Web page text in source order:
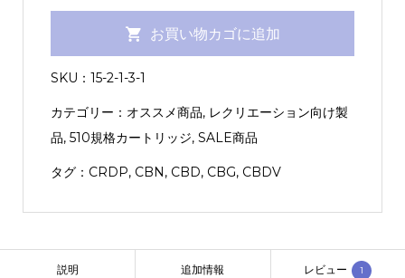
0.5ml）
KUSH
お買い物カゴに追加
SKU： 15-2-1-3-1
カテゴリー： オススメ商品, レクリエーション向け製
品, 510規格カートリッジ, SALE商品
タグ： CRDP, CBN, CBD, CBG, CBDV
説明 追加情報 レビュー 1